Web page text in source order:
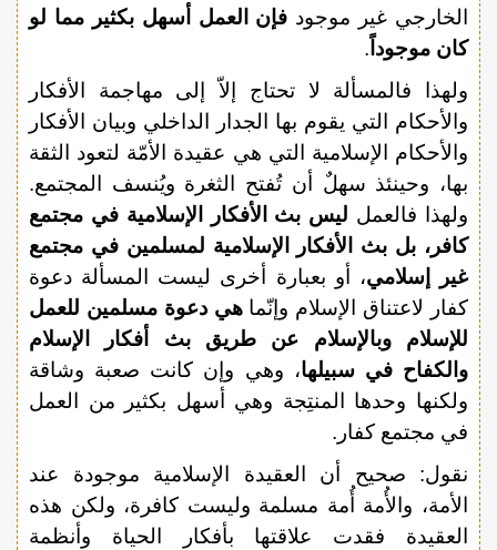
الخارجي غير موجود فإن العمل أسهل بكثير مما لو
كان موجوداً .
ولهذا فالمسألة لا تحتاج إلاّ إلى مهاجمة الأفكار
والأحكام التي يقوم بها الجدار الداخلي وبيان الأفكار
والأحكام الإسلامية التي هي عقيدة الأمّة لتعود الثقة
بها، وحينئذ سهلٌ أن تُفتح الثغرة ويُنسف المجتمع.
ولهذا فالعمل ليس بث الأفكار الإسلامية في مجتمع
كافر، بل بث الأفكار الإسلامية لمسلمين في مجتمع
غير إسلامي، أو بعبارة أخرى ليست المسألة دعوة
كفار لاعتناق الإسلام وإنّماهي دعوة مسلمين للعمل
للإسلام وبالإسلام عن طريق بث أفكار الإسلام
والكفاح في سبيلها، وهي وإن كانت صعبة وشاقة
ولكنها وحدها المنتِجة وهي أسهل بكثير من العمل
في مجتمع كفار.
نقول: صحيح أن العقيدة الإسلامية موجودة عند
الأمة، والأُمة أُمة مسلمة وليست كافرة، ولكن هذه
العقيدة فقدت علاقتها بأفكار الحياة وأنظمة